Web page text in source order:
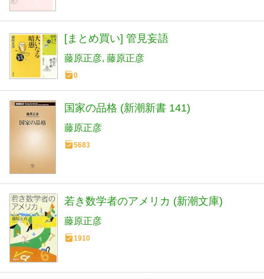
[まとめ買い] 管見妄語
藤原正彦 藤原正彦
0
国家の品格 (新潮新書 141)
藤原正彦
5683
若き数学者のアメリカ (新潮文庫)
藤原正彦
1910